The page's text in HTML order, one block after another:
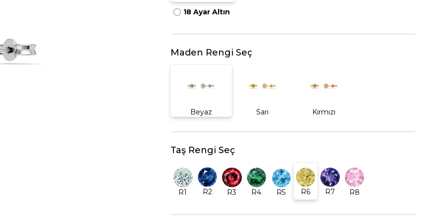
TAMTUR YÜZÜK
18 Ayar Altın
Maden Rengi Seç
Beyaz Sarı Kırmızı
Taş Rengi Seç
R1 R2 R3 R4 R5 R6 R7 R8